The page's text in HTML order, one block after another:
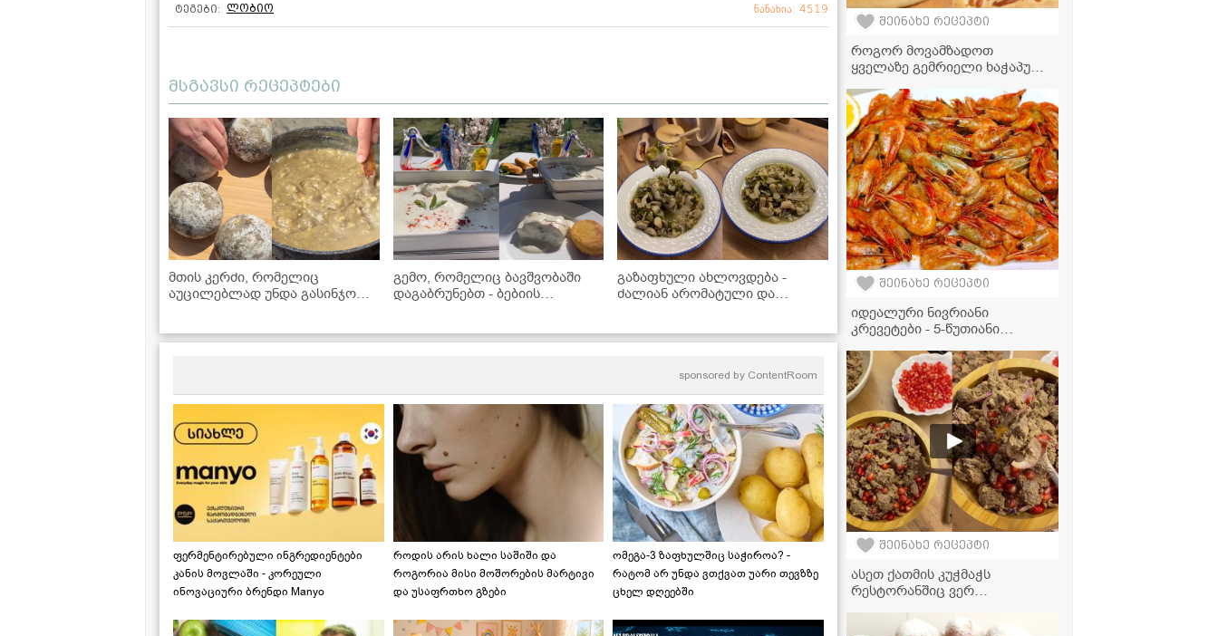
ტეგები: ლობიო ნანახია: 4519
მსგავსი რეცეპტები
მთის კერძი, რომელიც
აუცილებლად უნდა გასინჯოთ -
გემო, რომელიც ბავშვობაში
დაგაბრუნებთ - ბებიის
გაზაფხული ახლოვდება -
ძალიან არომატული და
sponsored by ContentRoom
ფერმენტირებული ინგრედიენტები
კანის მოვლაში - კორეული
ინოვაციური ბრენდი Manyo
როდის არის ხალი საშიში და
როგორია მისი მოშორების მარტივი
და უსაფრთხო გზები
ომეგა-3 ზაფხულშიც საჭიროა? -
რატომ არ უნდა ვთქვათ უარი თევზზე
ცხელ დღეებში
შეინახე რეცეპტი
როგორ მოვამზადოთ
ყველაზე გემრიელი ხაჭაპური
გემრიელი და მარტივი
რეცეპტი
შეინახე რეცეპტი
იდეალური ნივრიანი
კრევეტები - 5-წუთიანი
სახლში!
შეინახე რეცეპტი
ასეთ ქათმის კუჭმაჭს
რესტორანშიც ვერ
რომლის წყალობითაც კერძი